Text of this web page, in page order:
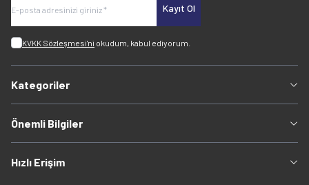
Kayıt Ol
KVKK Sözleşmesi'ni okudum, kabul ediyorum.
Kategoriler
Önemli Bilgiler
Hızlı Erişim